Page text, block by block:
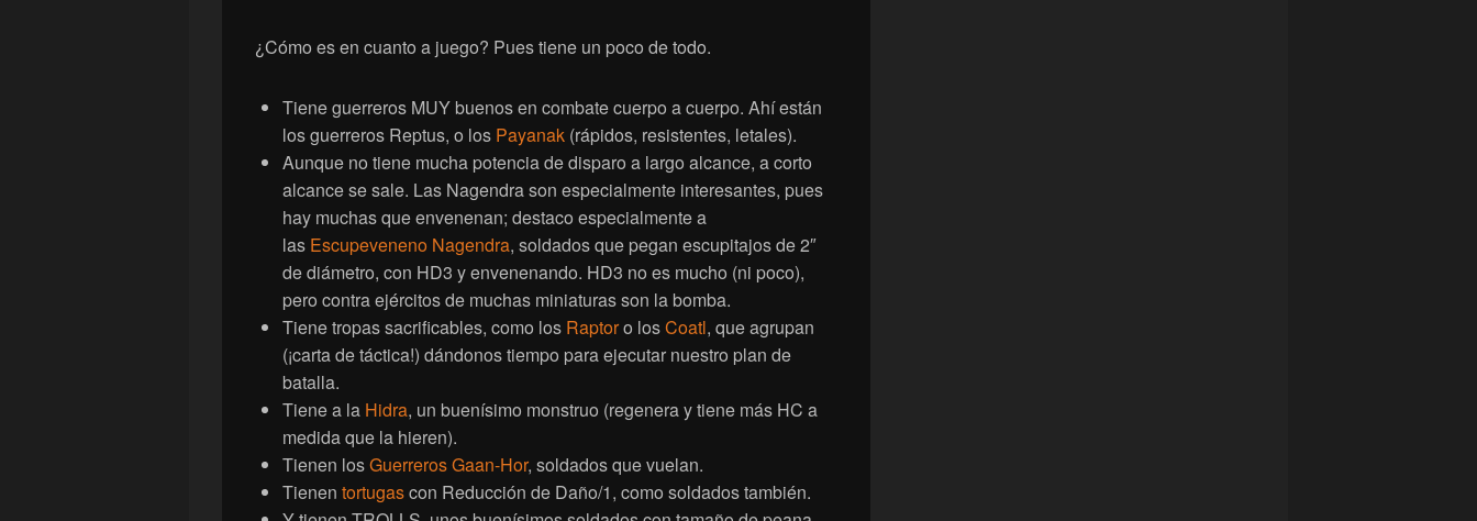
¿Cómo es en cuanto a juego? Pues tiene un poco de todo.
Tiene guerreros MUY buenos en combate cuerpo a cuerpo. Ahí están
los guerreros Reptus, o los Payanak (rápidos, resistentes, letales).
Aunque no tiene mucha potencia de disparo a largo alcance, a corto
alcance se sale. Las Nagendra son especialmente interesantes, pues
hay muchas que envenenan; destaco especialmente a
las Escupeveneno Nagendra, soldados que pegan escupitajos de 2″
de diámetro, con HD3 y envenenando. HD3 no es mucho (ni poco),
pero contra ejércitos de muchas miniaturas son la bomba.
Tiene tropas sacrificables, como los Raptoro losCoatl, que agrupan
(¡carta de táctica!) dándonos tiempo para ejecutar nuestro plan de
batalla.
Tiene a la Hidra, un buenísimo monstruo (regenera y tiene más HC a
medida que la hieren).
Tienen losGuerreros Gaan-Hor, soldados que vuelan.
Tienen tortugascon Reducción de Daño/1, como soldados también.